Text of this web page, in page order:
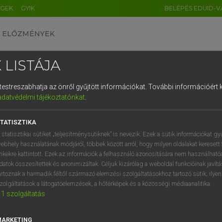
GYIK BELÉPÉS EDUID-
ELŐZMÉNYEK
angol szótár
fn
parafa
paratölgy
keresése szótárainkban
LISTÁJA
az önről gyűjtött információkat. További információért
tájékoztatónkat.
statisztikai sütiket „teljesítménysütiknek” is nevezik. Ezek a sütik információkat
használatának módjáról, többek között arról, hogy milyen oldalakat keresett
kattintott. Ezek az információk a felhasználó azonosítására nem
összesítettek és anonimizáltak. Céljuk kizárólag a weboldal funkcióinak
a harmadik féltől származó elemzési szolgáltatásokhoz tartozó sütik;
a látogatóelemzések, a hőtérképek és a közösségi médiaanalitika.
1 szolgáltatás
DE CN FR ES IT NL
1 2 3 4 5 6 7 8 9
q w e r t z u i
a s d f g h j k l é
í y x c v b n m , .